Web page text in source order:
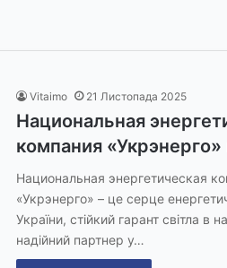
Vitaimo 21 Листопада 2025
Национальная
компания «Укрэнерго»
Национальная энергетическая
«Укрэнерго» – це серце
України, стійкий гарант світла в
надійний партнер у…